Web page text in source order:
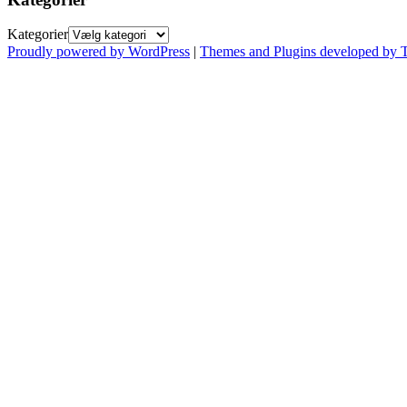
Kategorier
Proudly powered by WordPress | Themes and Plugins developed by